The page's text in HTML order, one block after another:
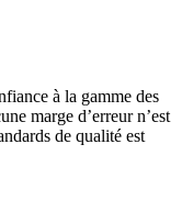
à la gamme des
marge d’erreur n’est
de qualité est